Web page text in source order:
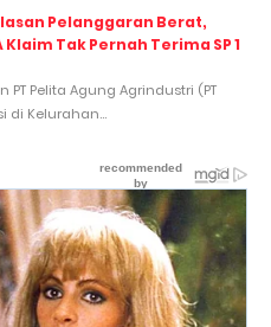
Pelanggaran Berat,
Klaim Tak Pernah Terima SP 1
PT Pelita Agung Agrindustri (PT
di Kelurahan...